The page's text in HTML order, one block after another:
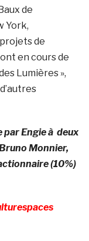
de
York,
de
en cours de
Lumières »,
par Engie à deux
Monnier,
(10%)